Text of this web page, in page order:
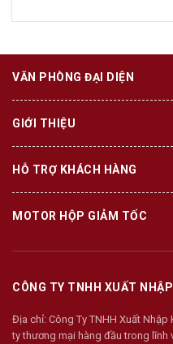
VĂN PHÒNG ĐẠI DIỆN
GIỚI THIỆU
HỖ TRỢ KHÁCH HÀNG
MOTOR HỘP GIẢM TỐC
CÔNG TY TNHH XUẤT
Địa chỉ: Công Ty TNHH Xuất
ty thương mại hàng đầu trong